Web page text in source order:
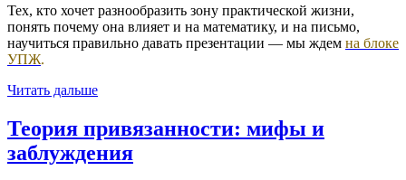
Тех, кто хочет разнообразить зону практической жизни,
понять почему она влияет и на математику, и на письмо,
научиться правильно давать презентации — мы ждем на блоке
УПЖ.
Читать дальше
Теория привязанности: мифы и
заблуждения